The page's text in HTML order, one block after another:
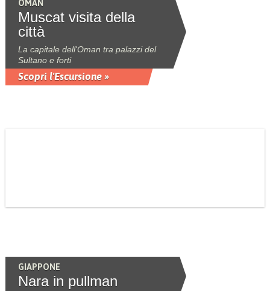
OMAN
Muscat visita della
città
La capitale dell'Oman tra palazzi del
Sultano e forti
Scopri l'Escursione »
GIAPPONE
Nara in pullman